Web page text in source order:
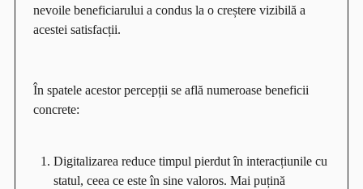
nevoile beneficiarului a condus la o creștere vizibilă a
acestei satisfacții.
În spatele acestor percepții se află numeroase beneficii
concrete:
Digitalizarea reduce timpul pierdut în interacțiunile cu
statul, ceea ce este în sine valoros. Mai puțină